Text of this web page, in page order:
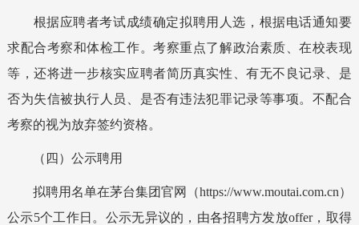
根据应聘者考试成绩确定拟聘用 人选，根据电话通知要
求配合考察和体检工作。考察重点了解政治素质、在校表现
等，还将进一步核实应聘者简历真实性、有无不良记录、 是
否为失信被执行人员、是否有违法犯罪记录等事项。不配合
考察的视为放弃签约资格。
（ 四 ）公示聘用
拟聘用名单在茅台集团官网（https://www.moutai.com.cn）
公示5个工作日。公示无异议的，由各招聘方发放offer，取得